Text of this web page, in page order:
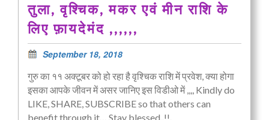
तुला, वृश्चिक, मकर एवं मीन राशि के
लिए फ़ायदेमंद ,,,,,,
September 18, 2018
गुरु का ११ अक्टूबर को हो रहा है वृश्चिक राशि में प्रवेश, क्या होगा
इसका आपके जीवन में असर जानिए इस विडीओ में ,,,, Kindly do
LIKE, SHARE, SUBSCRIBE so that others can
benefit through it… Stay blessed..!!.